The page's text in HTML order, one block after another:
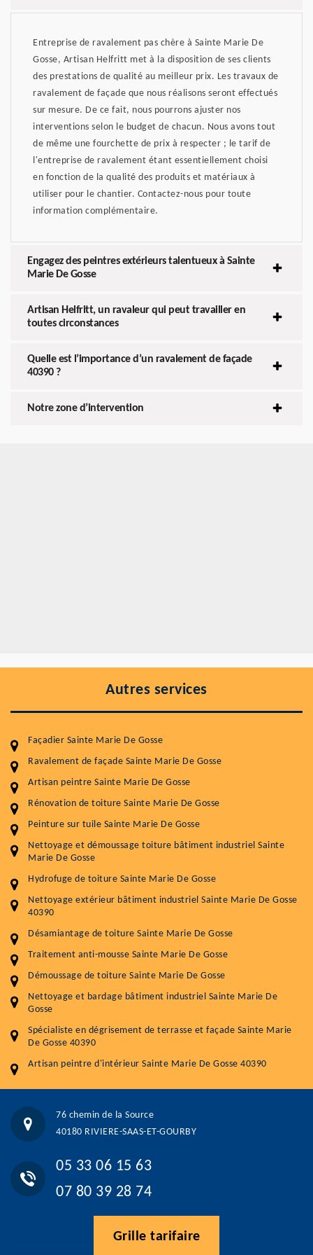
Entreprise de ravalement pas chère à Sainte Marie De
Gosse, Artisan Helfritt met à la disposition de ses clients
des prestations de qualité au meilleur prix. Les travaux de
ravalement de façade que nous réalisons seront effectués
sur mesure. De ce fait, nous pourrons ajuster nos
interventions selon le budget de chacun. Nous avons tout
de même une fourchette de prix à respecter ; le tarif de
l'entreprise de ravalement étant essentiellement choisi
en fonction de la qualité des produits et matériaux à
utiliser pour le chantier. Contactez-nous pour toute
information complémentaire.
Engagez des peintres extérieurs talentueux à Sainte
Marie De Gosse
Artisan Helfritt, un ravaleur qui peut travailler en
toutes circonstances
Quelle est l’importance d’un ravalement de façade
40390 ?
Notre zone d’intervention
Autres services
Façadier Sainte Marie De Gosse
Ravalement de façade Sainte Marie De Gosse
Artisan peintre Sainte Marie De Gosse
Rénovation de toiture Sainte Marie De Gosse
Peinture sur tuile Sainte Marie De Gosse
Nettoyage et démoussage toiture bâtiment industriel Sainte
Marie De Gosse
Hydrofuge de toiture Sainte Marie De Gosse
Nettoyage extérieur bâtiment industriel Sainte Marie De Gosse
40390
Désamiantage de toiture Sainte Marie De Gosse
Traitement anti-mousse Sainte Marie De Gosse
Démoussage de toiture Sainte Marie De Gosse
Nettoyage et bardage bâtiment industriel Sainte Marie De
Gosse
Spécialiste en dégrisement de terrasse et façade Sainte Marie
De Gosse 40390
Artisan peintre d'intérieur Sainte Marie De Gosse 40390
76 chemin de la Source
40180 RIVIERE-SAAS-ET-GOURBY
05 33 06 15 63
07 80 39 28 74
Grille tarifaire
Entretenir votre toiture, c'est préserver sa
Plus de 15 ans d'expérience en couverture et facade
Service
Nettoyageb toiture
Démoussage toiture
Traitement hydrofuge toiture
Prix au m²
9 € / m²
Artisant local recommander
76 chemin de la Source 40180 RIVIERE-SAAS-ET-GOURBY